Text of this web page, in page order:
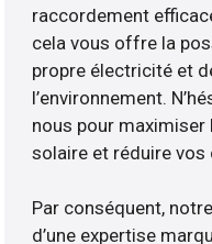
raccordement
cela vous offre la
propre électricité et
l’environnement.
nous pour maximiser
solaire et réduire
Par conséquent,
d’une expertise